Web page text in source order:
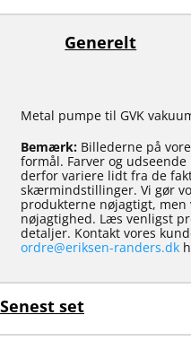
Generelt
Metal pumpe til GVK
Bemærk: Billederne på
formål. Farver og
derfor variere lidt fra de
skærmindstillinger. Vi gør
produkterne nøjagtigt, men
nøjagtighed. Læs venligst
detaljer. Kontakt vores
ordre@eriksen-randers.dk
Senest set